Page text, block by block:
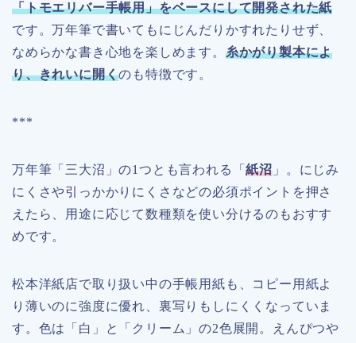
「トモエリバー手帳用」をベースにして開発された紙
です。万年筆で書いてもにじんだりかすれたりせず、
なめらかな書き心地を楽しめます。 糸かがり製本によ
り、きれいに開くのも特徴です。
***
万年筆「三大沼」の1つとも言われる「紙沼 」。にじみ
にくさや引っかかりにくさなどの必須ポイントを押さ
えたら、用途に応じて数種類を使い分けるのもおすす
めです。
松本洋紙店で取り扱い中の手帳用紙も、コピー用紙よ
り薄いのに強度に優れ、裏写りもしにくくなっていま
す。色は「白」と「クリーム」の2色展開。えんぴつや